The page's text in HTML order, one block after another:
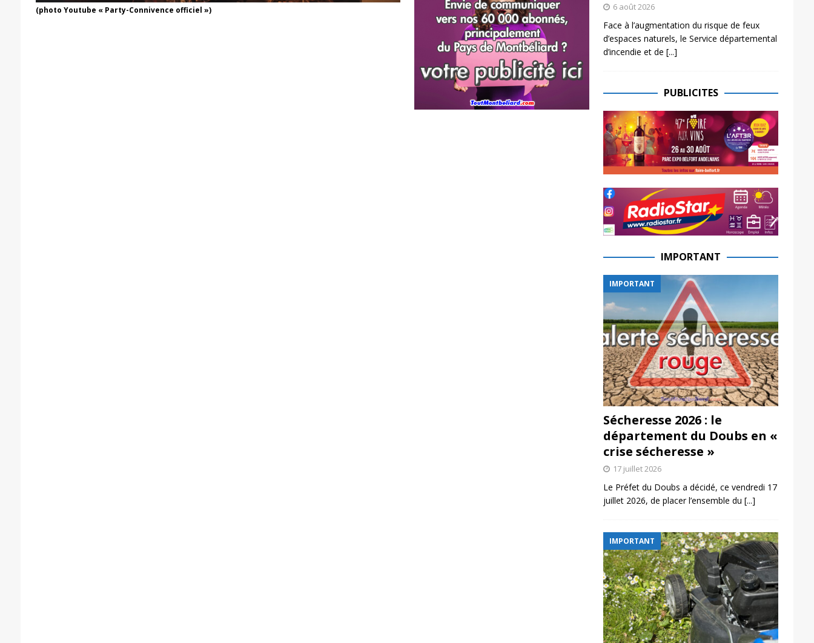
(photo Youtube « Party-Connivence officiel ») 6 août 2026
Face à l’augmentation du risque de feux
d’espaces naturels, le Service départemental
d’incendie et de [...]
PUBLICITES
IMPORTANT
IMPORTANT
Sécheresse 2026 : le
département du Doubs en «
crise sécheresse »
17 juillet 2026
Le Préfet du Doubs a décidé, ce vendredi 17
juillet 2026, de placer l’ensemble du [...]
IMPORTANT